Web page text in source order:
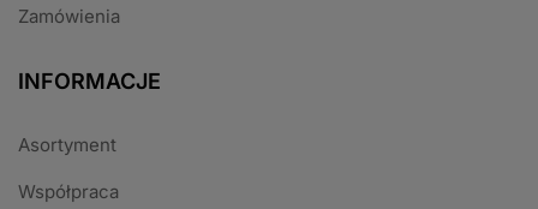
Zamówienia
INFORMACJE
Asortyment
Współpraca